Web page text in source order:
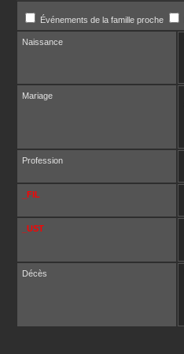
Événements de la famille proche
Naissance
Mariage
Profession
_FIL
_UST
Décès